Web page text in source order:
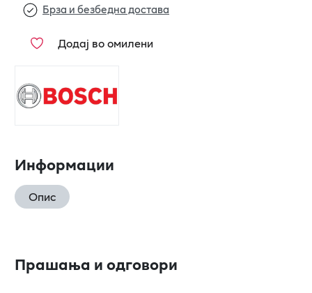
Брза и безбедна достава
Додај во омилени
Информации
Опис
Прашања и одговори